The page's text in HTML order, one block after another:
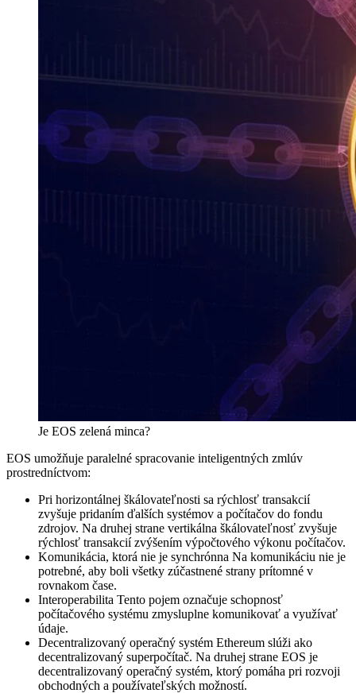
Je EOS zelená minca?
EOS umožňuje paralelné spracovanie inteligentných zmlúv
prostredníctvom:
Pri horizontálnej škálovateľnosti sa rýchlosť transakcií
zvyšuje pridaním ďalších systémov a počítačov do fondu
zdrojov. Na druhej strane vertikálna škálovateľnosť zvyšuje
rýchlosť transakcií zvýšením výpočtového výkonu počítačov.
Komunikácia, ktorá nie je synchrónna Na komunikáciu nie je
potrebné, aby boli všetky zúčastnené strany prítomné v
rovnakom čase.
Interoperabilita Tento pojem označuje schopnosť
počítačového systému zmysluplne komunikovať a využívať
údaje.
Decentralizovaný operačný systém Ethereum slúži ako
decentralizovaný superpočítač. Na druhej strane EOS je
decentralizovaný operačný systém, ktorý pomáha pri rozvoji
obchodných a používateľských možností.